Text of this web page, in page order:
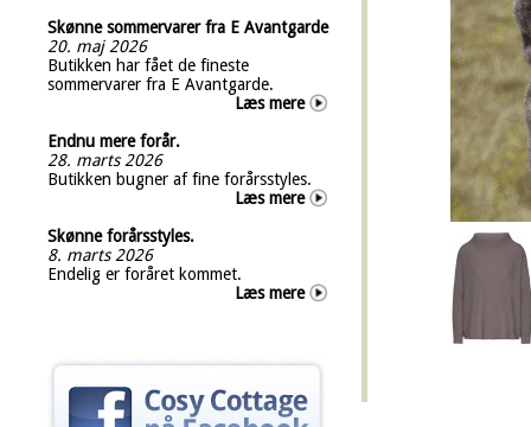
Skønne sommervarer fra E Avantgarde
20. maj 2026
Butikken har fået de fineste
sommervarer fra E Avantgarde.
Læs mere
Endnu mere forår.
28. marts 2026
Butikken bugner af fine forårsstyles.
Læs mere
Skønne forårsstyles.
8. marts 2026
Endelig er foråret kommet.
Læs mere